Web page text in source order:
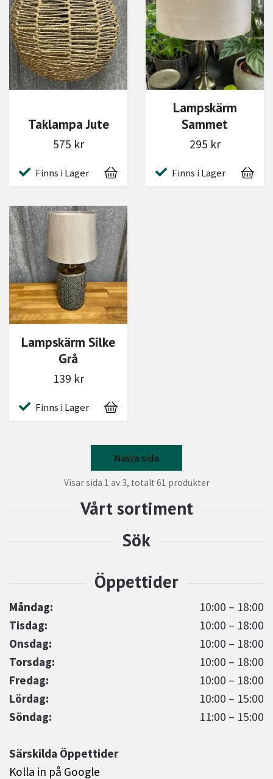
Måndag:
10:00 – 18:00
Tisdag:
10:00 – 18:00
Onsdag:
10:00 – 18:00
Torsdag:
10:00 – 18:00
Fredag:
10:00 – 18:00
Lördag:
10:00 – 15:00
Söndag:
11:00 – 15:00
Särskilda Öppettider
Kolla in på Google
Taklampa Jute
575 kr
Finns i Lager
Lampskärm
Sammet
295 kr
Finns i Lager
Lampskärm Silke
Grå
139 kr
Finns i Lager
Nästa sida
Visar sida 1 av 3, totalt 61 produkter